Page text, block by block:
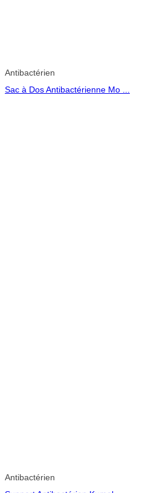
Antibactérien
Sac à Dos Antibactérienne Mo ...
Antibactérien